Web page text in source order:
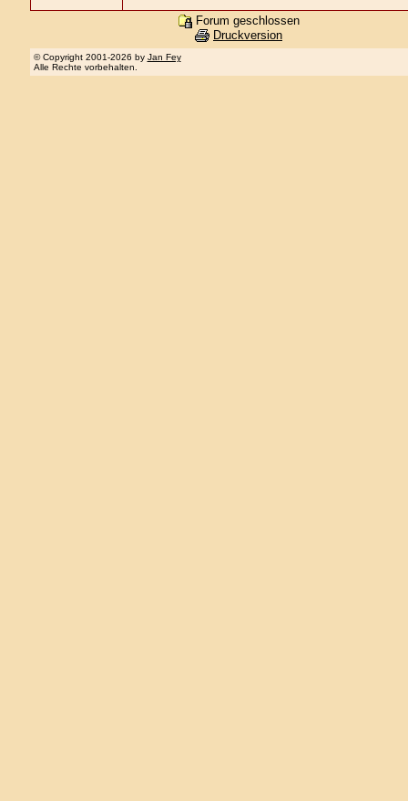
Forum geschlossen
Druckversion
© Copyright 2001-2026 by Jan Fey
Alle Rechte vorbehalten.